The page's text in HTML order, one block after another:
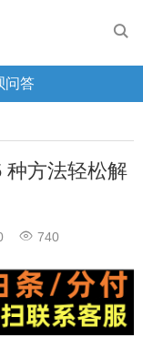

问答
种方法轻松解
 740